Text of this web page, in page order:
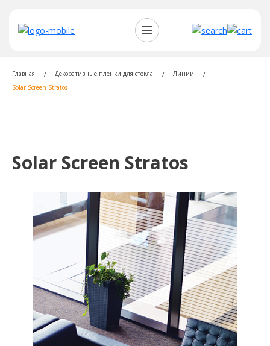
Главная Декоративные пленки для стекла
Линии
Solar Screen Stratos
Solar Screen Stratos